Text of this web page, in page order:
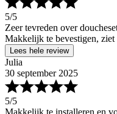
5/5
Zeer tevreden over
Makkelijk te bevestigen,
Lees hele review
Julia
30 september 2025
5/5
Makkelijk te installeren en